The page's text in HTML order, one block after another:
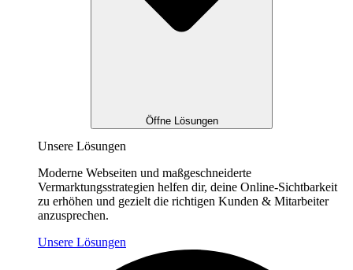
Öffne Lösungen
Unsere Lösungen
Moderne Webseiten und maßgeschneiderte
Vermarktungsstrategien helfen dir, deine Online-Sichtbarkeit
zu erhöhen und gezielt die richtigen Kunden & Mitarbeiter
anzusprechen.
Unsere Lösungen